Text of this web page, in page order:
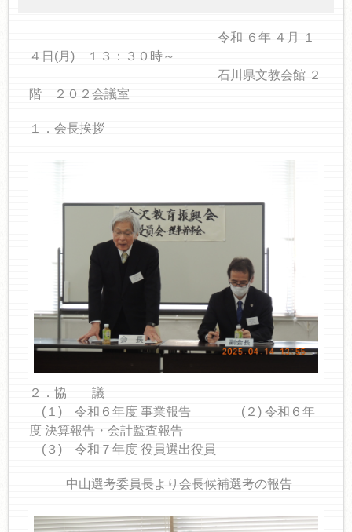
令和 ６年 ４月 １
４日(月) １３：３０時～
石川県文教会館 ２
階 ２０２会議室
１．会長挨拶
２．協 議
(１) 令和６年度 事業報告 (２) 令和６年
度 決算報告・会計監査報告
(３) 令和７年度 役員選出役員
中山選考委員長より会長候補選考の報告